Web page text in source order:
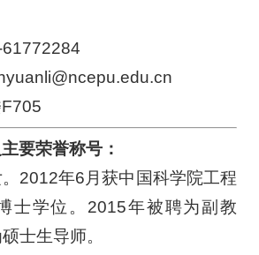
epu.edu.cn
要荣誉称号：
2012年6月获中国科学院工程
士学位。2015年被聘为副教
士生导师。